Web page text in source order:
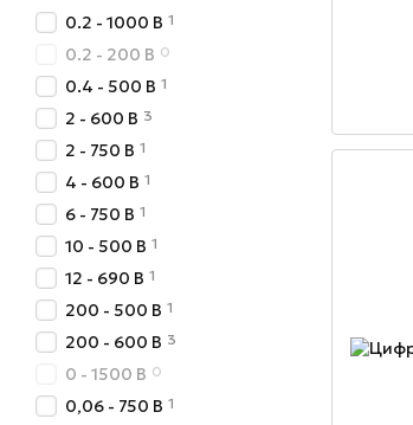
0.2 - 1000 В 1
0.2 - 200 В 0
0.4 - 500 В 1
2 - 600 В 3
2 - 750 В 1
4 - 600 В 1
6 - 750 В 1
10 - 500 В 1
12 - 690 В 1
200 - 500 В 1
200 - 600 В 3
0 - 1500 В 0
0,06 - 750 В 1